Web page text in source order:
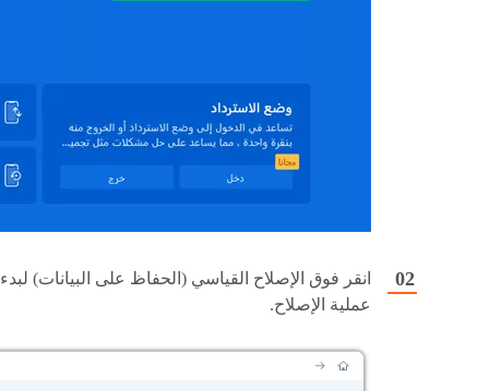
انقر فوق الإصلاح القياسي (الحفاظ على البيانات) لبدء
عملية الإصلاح.